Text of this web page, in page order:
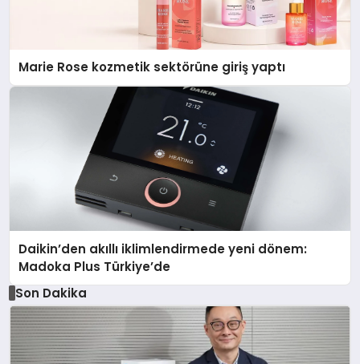
Marie Rose kozmetik sektörüne giriş yaptı
Daikin’den akıllı iklimlendirmede yeni dönem:
Madoka Plus Türkiye’de
Son Dakika